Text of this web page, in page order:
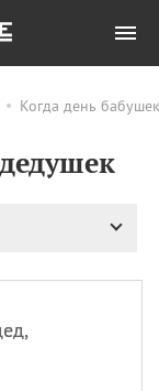
Когда день
Все
у западных
и Глеба, во
и Давида